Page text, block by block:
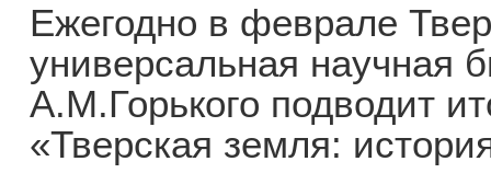
Ежегодно в феврале
универсальная научная
А.М.Горького подводит
«Тверская земля: